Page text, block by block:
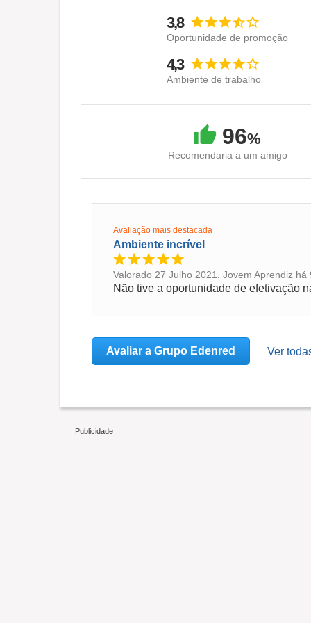
3,8
Oportunidade de promoção
4,3
Ambiente de trabalho
96%
Recomendaria a um amigo
Avaliação mais destacada
Ambiente incrível
Valorado 27 Julho 2021. Jovem Aprendiz
Avaliar a Grupo Edenred Ver